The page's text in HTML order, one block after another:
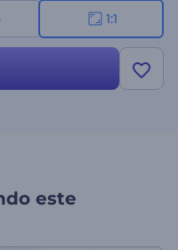
- experimente grátis!
1:1
este